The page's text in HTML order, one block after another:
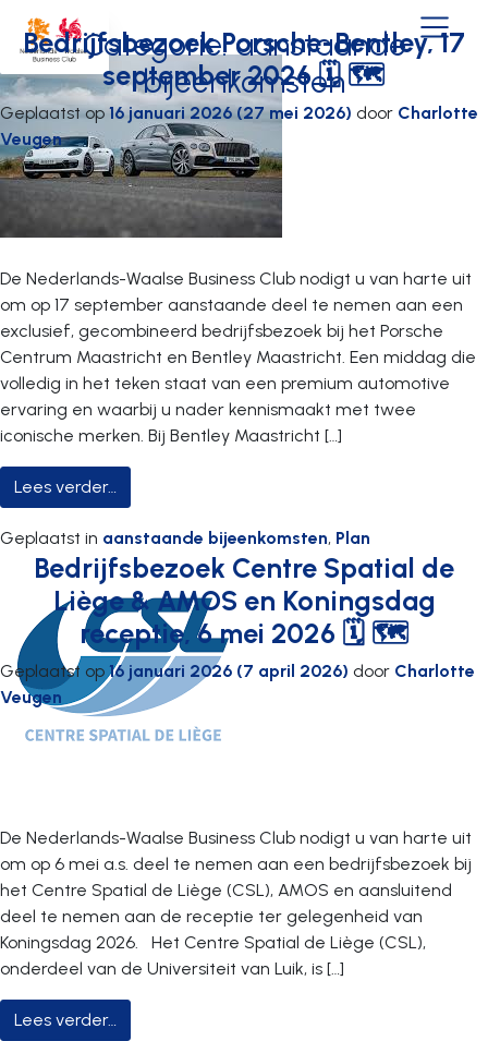
Hoofdnavigatie
Categorie:aanstaande
bijeenkomsten
Bedrijfsbezoek Porsche-Bentley, 17
september 2026 🗓 🗺
Geplaatst op16 januari 2026(27 mei 2026) door Charlotte
Veugen
De Nederlands-Waalse Business Club nodigt u van harte uit
om op 17 september aanstaande deel te nemen aan een
exclusief, gecombineerd bedrijfsbezoek bij het Porsche
Centrum Maastricht en Bentley Maastricht. Een middag die
volledig in het teken staat van een premium automotive
ervaring en waarbij u nader kennismaakt met twee
iconische merken. Bij Bentley Maastricht […]
Lees verder…
Geplaatst in aanstaande bijeenkomsten, Plan
Bedrijfsbezoek Centre Spatial de
Liège & AMOS en Koningsdag
receptie, 6 mei 2026 🗓 🗺
Geplaatst op16 januari 2026 (7 april 2026) door Charlotte
Veugen
De Nederlands-Waalse Business Club nodigt u van harte uit
om op 6 mei a.s. deel te nemen aan een bedrijfsbezoek bij
het Centre Spatial de Liège (CSL), AMOS en aansluitend
deel te nemen aan de receptie ter gelegenheid van
Koningsdag 2026. Het Centre Spatial de Liège (CSL),
onderdeel van de Universiteit van Luik, is […]
Lees verder…